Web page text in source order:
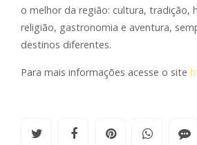
o melhor da região: cultura, tradição,
religião, gastronomia e aventura,
destinos diferentes.
Para mais informações acesse o site